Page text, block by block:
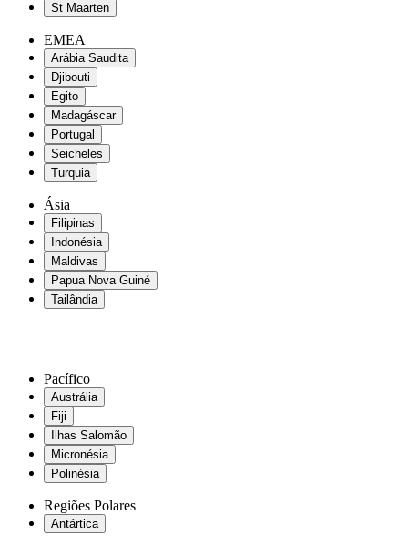
St Maarten
EMEA
Arábia Saudita
Djibouti
Egito
Madagáscar
Portugal
Seicheles
Turquia
Ásia
Filipinas
Indonésia
Maldivas
Papua Nova Guiné
Tailândia
Pacífico
Austrália
Fiji
Ilhas Salomão
Micronésia
Polinésia
Regiões Polares
Antártica